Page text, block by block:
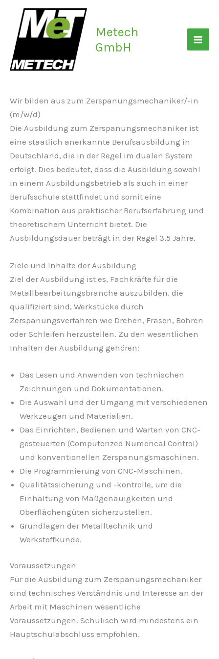
Inhalt
springen
Metech
GmbH
Wir bilden aus zum Zerspanungsmechaniker/-in
(m/w/d)
Die Ausbildung zum Zerspanungsmechaniker ist
eine staatlich anerkannte Berufsausbildung in
Deutschland, die in der Regel im dualen System
erfolgt. Dies bedeutet, dass die Ausbildung sowohl
in einem Ausbildungsbetrieb als auch in einer
Berufsschule stattfindet und somit eine
Kombination aus praktischer Berufserfahrung und
theoretischem Unterricht bietet. Die
Ausbildungsdauer beträgt in der Regel 3,5 Jahre.
Ziele und Inhalte der Ausbildung
Ziel der Ausbildung ist es, Fachkräfte für die
Metallbearbeitungsbranche auszubilden, die
qualifiziert sind, Werkstücke durch
Zerspanungsverfahren wie Drehen, Fräsen, Bohren
oder Schleifen herzustellen. Zu den wesentlichen
Inhalten der Ausbildung gehören:
Das Lesen und Anwenden von technischen
Zeichnungen und Dokumentationen.
Die Auswahl und der Umgang mit verschiedenen
Werkzeugen und Materialien.
Das Einrichten, Bedienen und Warten von CNC-
gesteuerten (Computerized Numerical Control)
und konventionellen Zerspanungsmaschinen.
Die Programmierung von CNC-Maschinen.
Qualitätssicherung und -kontrolle, um die
Einhaltung von Maßgenauigkeiten und
Oberflächengüten sicherzustellen.
Grundlagen der Metalltechnik und
Werkstoffkunde.
Voraussetzungen
Für die Ausbildung zum Zerspanungsmechaniker
sind technisches Verständnis und Interesse an der
Arbeit mit Maschinen wesentliche
Voraussetzungen. Schulisch wird mindestens ein
Hauptschulabschluss empfohlen.